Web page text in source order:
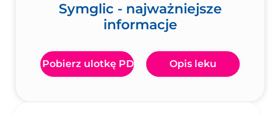
Symglic - najważniejsze
informacje
Pobierz ulotkę PDF Opis leku